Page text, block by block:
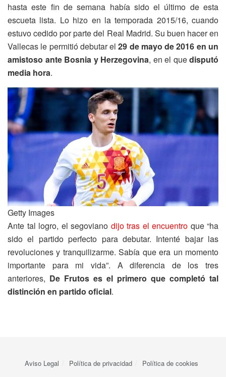
hasta este fin de semana había sido el último de esta
escueta lista. Lo hizo en la temporada 2015/16, cuando
estuvo cedido por parte del Real Madrid. Su buen hacer en
Vallecas le permitió debutar el29 de mayo de 2016 en un
amistoso ante Bosnia y Herzegovina, en el quedisputó
media hora.
Getty Images
Ante tal logro, el segoviano dijo tras el encuentro que “ha
sido el partido perfecto para debutar. Intenté bajar las
revoluciones y tranquilizarme. Sabía que era un momento
importante para mi vida”. A diferencia de los tres
anteriores, De Frutos es el primero que completó tal
distinción en partido oficial.
Aviso Legal Política de privacidad Política de cookies